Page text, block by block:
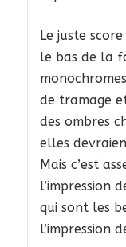
Le juste
le bas de la
de tramage
des ombres
elles
Mais c’est
l’impression
qui sont les
l’impression